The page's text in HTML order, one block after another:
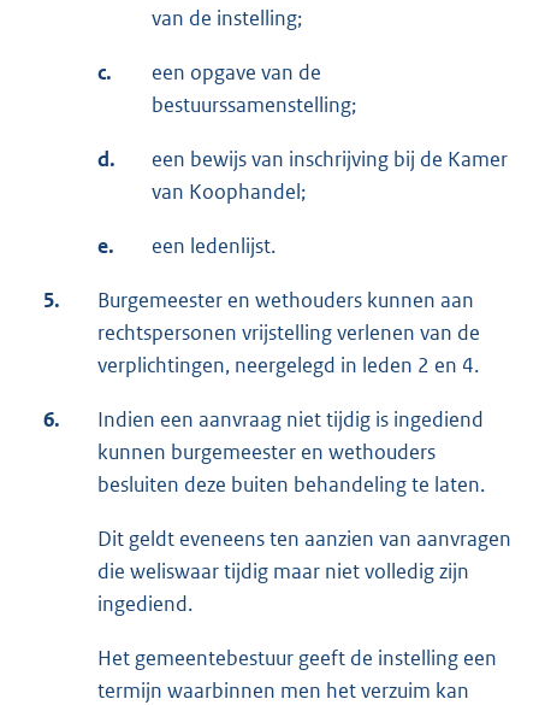
van de instelling;
c.
een opgave van de
bestuurssamenstelling;
d.
een bewijs van inschrijving bij de Kamer
van Koophandel;
e. een ledenlijst.
5.
Burgemeester en wethouders kunnen aan
rechtspersonen vrijstelling verlenen van de
verplichtingen, neergelegd in leden 2 en 4.
6.
Indien een aanvraag niet tijdig is ingediend
kunnen burgemeester en wethouders
besluiten deze buiten behandeling te laten.
Dit geldt eveneens ten aanzien van aanvragen
die weliswaar tijdig maar niet volledig zijn
ingediend.
Het gemeentebestuur geeft de instelling een
termijn waarbinnen men het verzuim kan